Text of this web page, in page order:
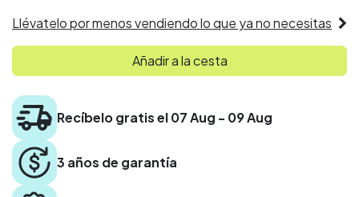
Llévatelo por menos vendiendo lo que ya no necesitas
Añadir a la cesta
Recíbelo gratis el 07 Aug - 09 Aug
3 años de garantía